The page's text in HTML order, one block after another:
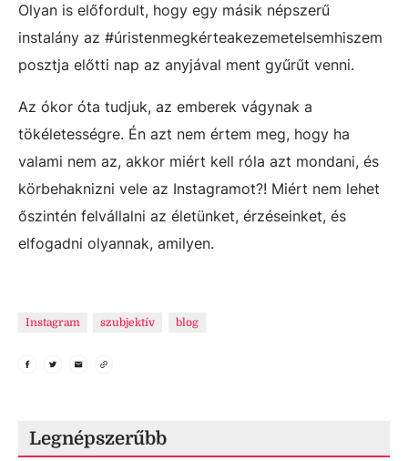
Olyan is előfordult, hogy egy másik népszerű
instalány az #úristenmegkérteakezemetelsemhiszem
posztja előtti nap az anyjával ment gyűrűt venni.
Az ókor óta tudjuk, az emberek vágynak a
tökéletességre. Én azt nem értem meg, hogy ha
valami nem az, akkor miért kell róla azt mondani, és
körbehaknizni vele az Instagramot?! Miért nem lehet
őszintén felvállalni az életünket, érzéseinket, és
elfogadni olyannak, amilyen.
Instagram szubjektív blog
Legnépszerűbb